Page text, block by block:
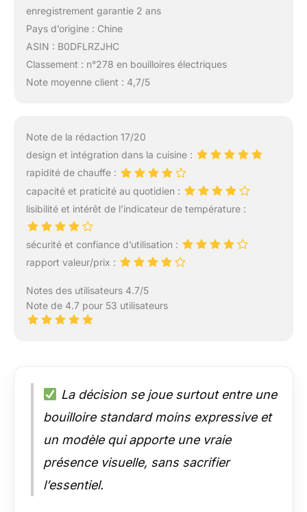
enregistrement garantie 2 ans
Pays d’origine : Chine
ASIN : B0DFLRZJHC
Classement : n°278 en bouilloires électriques
Note moyenne client : 4,7/5
Note de la rédaction 17/20
design et intégration dans la cuisine :
rapidité de chauffe :
capacité et praticité au quotidien :
lisibilité et intérêt de l’indicateur de température :
sécurité et confiance d’utilisation :
rapport valeur/prix :
Notes des utilisateurs 4.7/5
Note de 4.7 pour 53 utilisateurs
La décision se joue surtout entre une
bouilloire standard moins expressive et
un modèle qui apporte une vraie
présence visuelle, sans sacrifier
l’essentiel.